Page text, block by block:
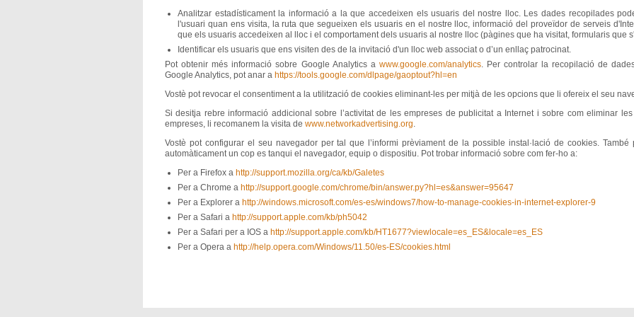
Analitzar estadísticament la informació a la que accedeixen els usuaris del nostre lloc. Les dades recopilades
l'usuari quan ens visita, la ruta que segueixen els usuaris en el nostre lloc, informació del proveïdor de serveis
que els usuaris accedeixen al lloc i el comportament dels usuaris al nostre lloc (pàgines que ha visitat, formularis que
Identificar els usuaris que ens visiten des de la invitació d'un lloc web associat o d’un enllaç patrocinat.
Pot obtenir més informació sobre Google Analytics a www.google.com/analytics. Per controlar la recopilació de
Google Analytics, pot anar a https://tools.google.com/dlpage/gaoptout?hl=en
Vostè pot revocar el consentiment a la utilització de cookies eliminant-les per mitjà de les opcions que li ofereix el seu
Si desitja rebre informació addicional sobre l’activitat de les empreses de publicitat a Internet i sobre com eliminar
empreses, li recomanem la visita de www.networkadvertising.org.
Vostè pot configurar el seu navegador per tal que l’informi prèviament de la possible instal·lació de cookies.
automàticament un cop es tanqui el navegador, equip o dispositiu. Pot trobar informació sobre com fer-ho a:
Per a Firefox a http://support.mozilla.org/ca/kb/Galetes
Per a Chrome a http://support.google.com/chrome/bin/answer.py?hl=es&answer=95647
Per a Explorer a http://windows.microsoft.com/es-es/windows7/how-to-manage-cookies-in-internet-explorer-9
Per a Safari a http://support.apple.com/kb/ph5042
Per a Safari per a IOS a http://support.apple.com/kb/HT1677?viewlocale=es_ES&locale=es_ES
Per a Opera a http://help.opera.com/Windows/11.50/es-ES/cookies.html